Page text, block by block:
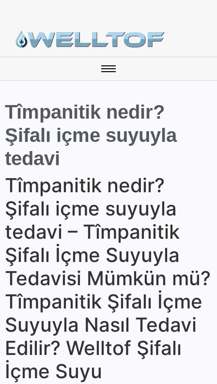
Tîmpanitik nedir?
Şifalı içme suyuyla
tedavi
Tîmpanitik nedir?
Şifalı içme suyuyla
tedavi – Tîmpanitik
Şifalı İçme Suyuyla
Tedavisi Mümkün mü?
Tîmpanitik Şifalı İçme
Suyuyla Nasıl Tedavi
Edilir? Welltof Şifalı
İçme Suyu